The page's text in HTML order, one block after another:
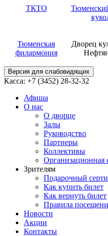
ТКТО
Тюменская
филармония
Дворец
Версия для слабовидящих
Касса: +7 (3452) 28-32-32
Афиша
О нас
О дворце
Залы
Руководство
Партнеры
Коллективы
Организационная
Зрителям
Подарочный
Как купить билет
Как вернуть билет
Правила
Новости
Акции
Контакты